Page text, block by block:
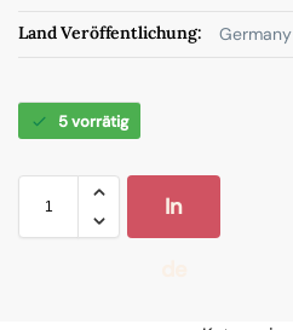
Land Veröffentlichung: Germany
5 vorrätig
In